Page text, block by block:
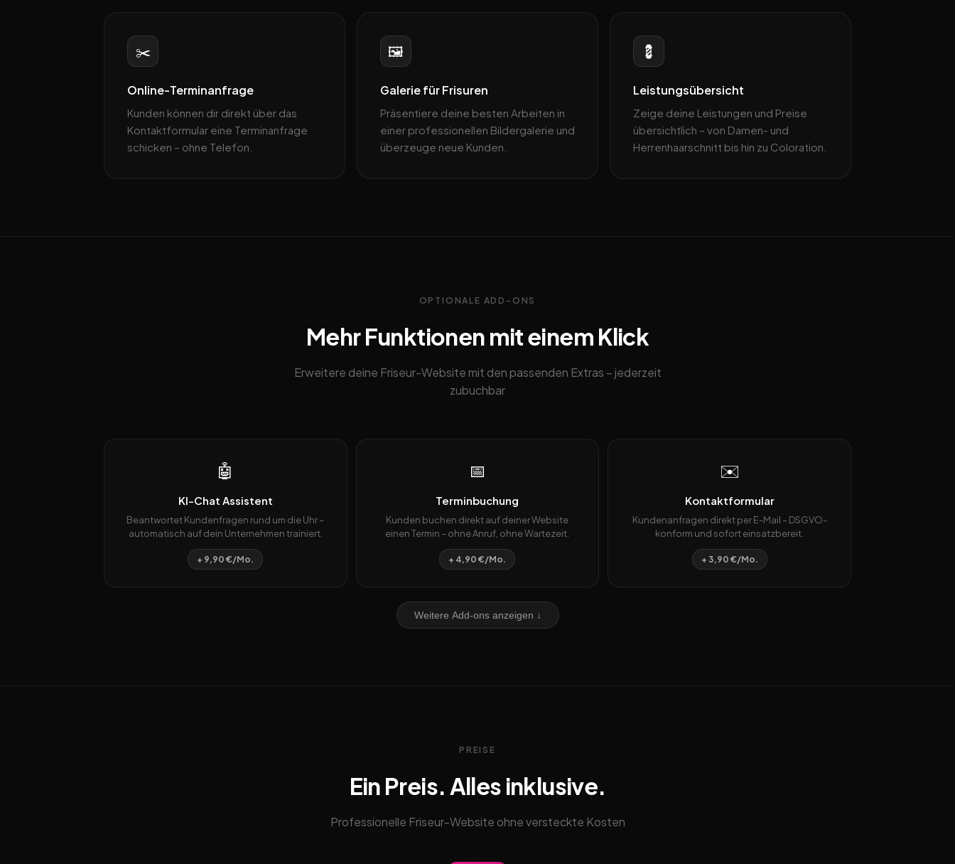
✂️
Online-Terminanfrage
Kunden können dir direkt über das
Kontaktformular eine Terminanfrage
schicken – ohne Telefon.
🖼️
Galerie für Frisuren
Präsentiere deine besten Arbeiten in
einer professionellen Bildergalerie und
überzeuge neue Kunden.
💈
Leistungsübersicht
Zeige deine Leistungen und Preise
übersichtlich – von Damen- und
Herrenhaarschnitt bis hin zu Coloration.
OPTIONALE ADD-ONS
Mehr Funktionen mit einem Klick
Erweitere deine Friseur-Website mit den passenden Extras – jederzeit
zubuchbar
🤖
KI-Chat Assistent
Beantwortet Kundenfragen rund um die Uhr –
automatisch auf dein Unternehmen trainiert.
+ 9,90 €/Mo.
📅
Terminbuchung
Kunden buchen direkt auf deiner Website
einen Termin – ohne Anruf, ohne Wartezeit.
+ 4,90 €/Mo.
✉️
Kontaktformular
Kundenanfragen direkt per E-Mail – DSGVO-
konform und sofort einsatzbereit.
+ 3,90 €/Mo.
Weitere Add-ons anzeigen ↓
PREISE
Ein Preis. Alles inklusive.
Professionelle Friseur-Website ohne versteckte Kosten